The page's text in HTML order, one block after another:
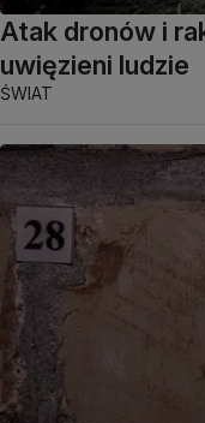
Atak dronów i
uwięzieni ludzie
ŚWIAT